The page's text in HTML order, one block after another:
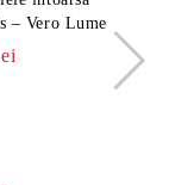
– Vero Lume